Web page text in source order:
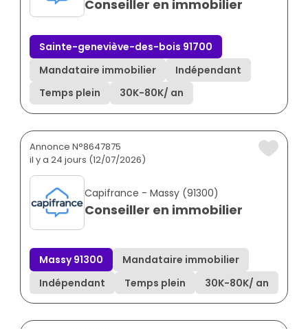
Conseiller en immobilier
Sainte-geneviève-des-bois 91700
Mandataire immobilier
Indépendant
Temps plein
30K-80K/ an
Annonce N°8647875
il y a 24 jours (12/07/2026)
Capifrance - Massy (91300)
Conseiller en immobilier
Massy 91300
Mandataire immobilier
Indépendant
Temps plein 30K-80K/ an